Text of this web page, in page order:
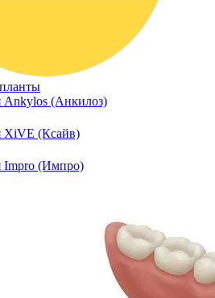
Ankylos (Анкилоз)
XiVE (Ксайв)
Impro (Импро)